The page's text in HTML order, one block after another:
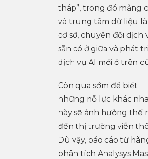
tháp”, trong đó mảng
và trung tâm dữ liệu
cơ sở, chuyển đổi dịch
sẵn có ở giữa và phát
dịch vụ AI mới ở trên
Còn quá sớm để biết
những nỗ lực khác
này sẽ ảnh hưởng thế
đến thị trường viễn
Dù vậy, báo cáo từ
phân tích Analysys